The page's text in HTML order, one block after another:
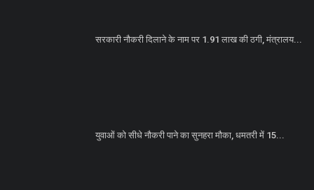
सरकारी नौकरी दिलाने के नाम पर 1.91 लाख की ठगी, मंत्रालय...
युवाओं को सीधे नौकरी पाने का सुनहरा मौका, धमतरी में 15...